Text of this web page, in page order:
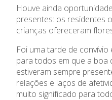
Houve ainda
presentes: os residentes
crianças ofereceram
Foi uma tarde de
para todos em que a boa
estiveram sempre
relações e laços de
muito significado para